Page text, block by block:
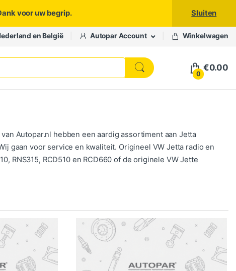
voor uw begrip. Sluiten
en België Autopar Account Winkelwagen
0
€0.00
Autopar.nl hebben een aardig assortiment aan Jetta
gaan voor service en kwaliteit. Origineel VW Jetta radio en
RNS315, RCD510 en RCD660 of de originele VW Jette